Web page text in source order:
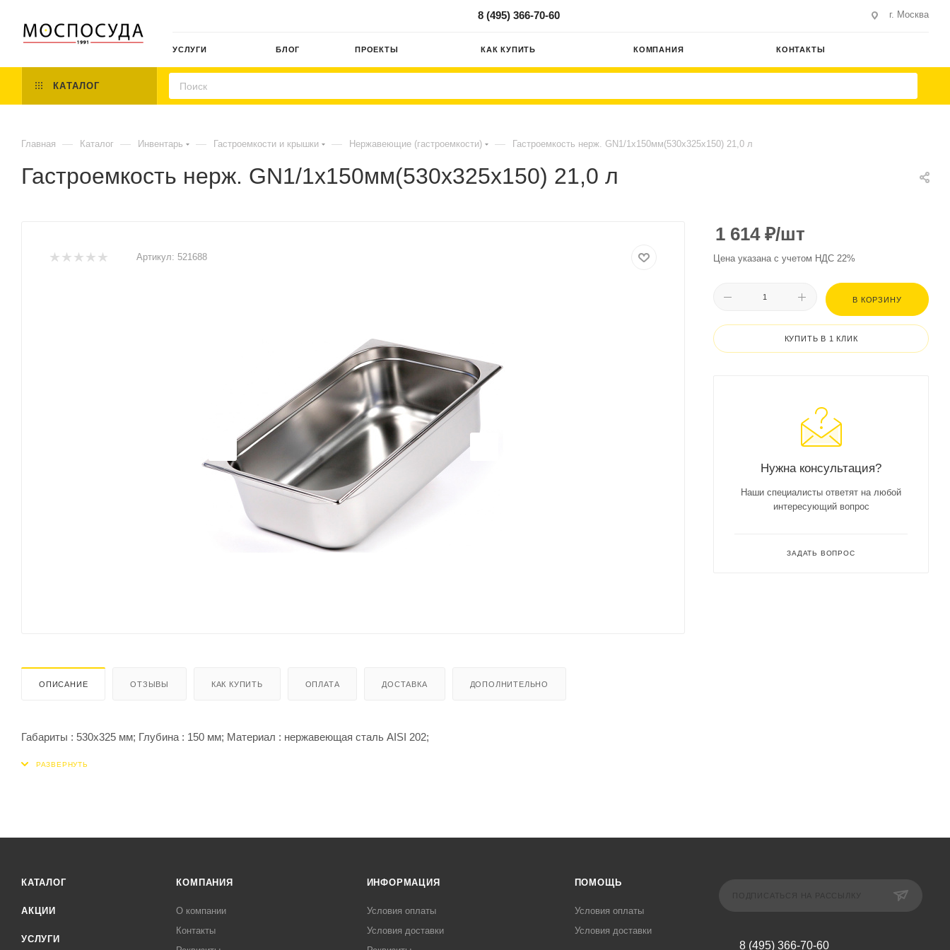
8 (495) 366-70-60 г. Москва
УСЛУГИ БЛОГ ПРОЕКТЫ КАК КУПИТЬ КОМПАНИЯ КОНТАКТЫ
КАТАЛОГ
Главная — Каталог — Инвентарь — Гастроемкости и крышки — Нержавеющие (гастроемкости) — Гастроемкость нерж. GN1/1х150мм(530х325х150) 21,0 л
Гастроемкость нерж. GN1/1х150мм(530х325х150) 21,0 л
Артикул: 521688
ОПИСАНИЕ ОТЗЫВЫ КАК КУПИТЬ ОПЛАТА ДОСТАВКА ДОПОЛНИТЕЛЬНО
Габариты : 530x325 мм; Глубина : 150 мм; Материал : нержавеющая сталь AISI 202;
1 614₽/шт
Цена указана с учетом НДС 22%
В КОРЗИНУ
КУПИТЬ В 1 КЛИК
Нужна консультация?
Наши специалисты ответят на любой
интересующий вопрос
ЗАДАТЬ ВОПРОС
КАТАЛОГ
АКЦИИ
УСЛУГИ
КОМПАНИЯ
О компании
Контакты
ИНФОРМАЦИЯ
Условия оплаты
Условия доставки
ПОМОЩЬ
Условия оплаты
Условия доставки
8 (495) 366-70-60